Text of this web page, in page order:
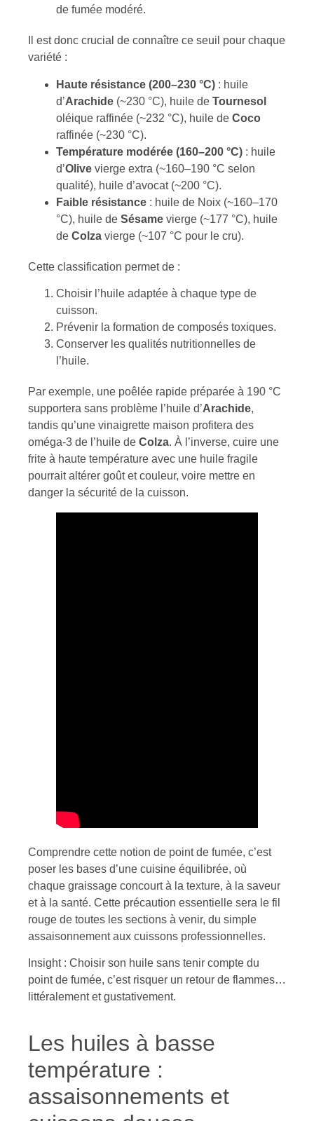
de fumée modéré.
Il est donc crucial de connaître ce seuil pour chaque
variété :
Haute résistance (200–230 °C) : huile
d’Arachide (~230 °C), huile de Tournesol
oléique raffinée (~232 °C), huile de Coco
raffinée (~230 °C).
Température modérée (160–200 °C) : huile
d’Olive vierge extra (~160–190 °C selon
qualité), huile d’avocat (~200 °C).
Faible résistance : huile de Noix (~160–170
°C), huile de Sésame vierge (~177 °C), huile
de Colza vierge (~107 °C pour le cru).
Cette classification permet de :
Choisir l’huile adaptée à chaque type de
cuisson.
Prévenir la formation de composés toxiques.
Conserver les qualités nutritionnelles de
l’huile.
Par exemple, une poêlée rapide préparée à 190 °C
supportera sans problème l’huile d’Arachide,
tandis qu’une vinaigrette maison profitera des
oméga-3 de l’huile de Colza. À l’inverse, cuire une
frite à haute température avec une huile fragile
pourrait altérer goût et couleur, voire mettre en
danger la sécurité de la cuisson.
Comprendre cette notion de point de fumée, c’est
poser les bases d’une cuisine équilibrée, où
chaque graissage concourt à la texture, à la saveur
et à la santé. Cette précaution essentielle sera le fil
rouge de toutes les sections à venir, du simple
assaisonnement aux cuissons professionnelles.
Insight : Choisir son huile sans tenir compte du
point de fumée, c’est risquer un retour de flammes…
littéralement et gustativement.
Les huiles à basse
température :
assaisonnements et